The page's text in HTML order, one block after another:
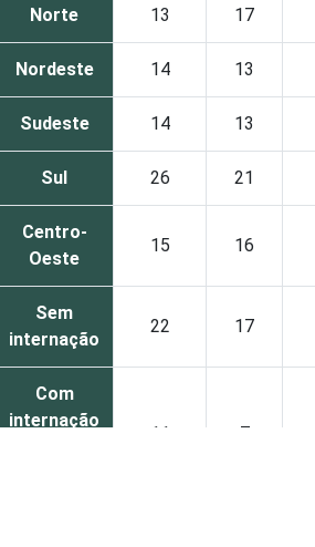
Norte 13 17
Nordeste 14 13
Sudeste 14 13
Sul 26 21
Centro-
Oeste
15 16
Sem
internação
22 17
Com
internação
11 7